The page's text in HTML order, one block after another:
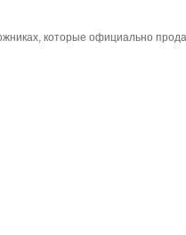
которые официально